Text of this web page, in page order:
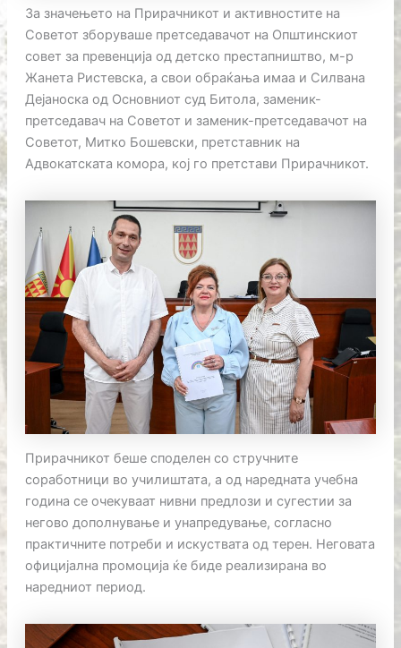
За значењето на Прирачникот и активностите на
Советот зборуваше претседавачот на Општинскиот
совет за превенција од детско престапништво, м-р
Жанета Ристевска, а свои обраќања имаа и Силвана
Дејаноска од Основниот суд Битола, заменик-
претседавач на Советот и заменик-претседавачот на
Советот, Митко Бошевски, претставник на
Адвокатската комора, кој го претстави Прирачникот.
Прирачникот беше споделен со стручните
соработници во училиштата, а од наредната учебна
година се очекуваат нивни предлози и сугестии за
негово дополнување и унапредување, согласно
практичните потреби и искуствата од терен. Неговата
официјална промоција ќе биде реализирана во
наредниот период.